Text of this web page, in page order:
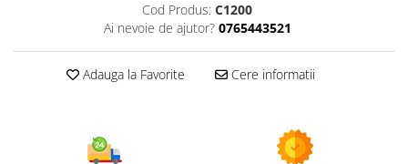
Motocoase
Motopompe
Mori cereale
Cod Produs: C1200
Ai nevoie de ajutor? 0765443521
Adauga la Favorite Cere informatii